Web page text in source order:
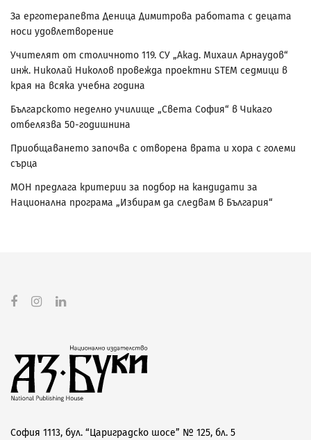
За ерготерапевта Деница Димитрова работата с децата
носи удовлетворение
Учителят от столичното 119. СУ „Акад. Михаил Арнаудов“
инж. Николай Николов провежда проектни STEM седмици в
края на всяка учебна година
Българското неделно училище „Света София“ в Чикаго
отбелязва 50-годишнина
Приобщаването започва с отворена врата и хора с големи
сърца
МОН предлага критерии за подбор на кандидати за
Национална програма „Избирам да следвам в България“
София 1113, бул. “Цариградско шосе” № 125, бл. 5